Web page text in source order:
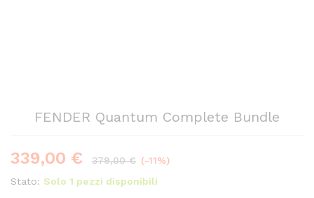
FENDER Quantum Complete Bundle
339,00 € 379,00€ (-11%)
Stato: Solo 1 pezzi disponibili